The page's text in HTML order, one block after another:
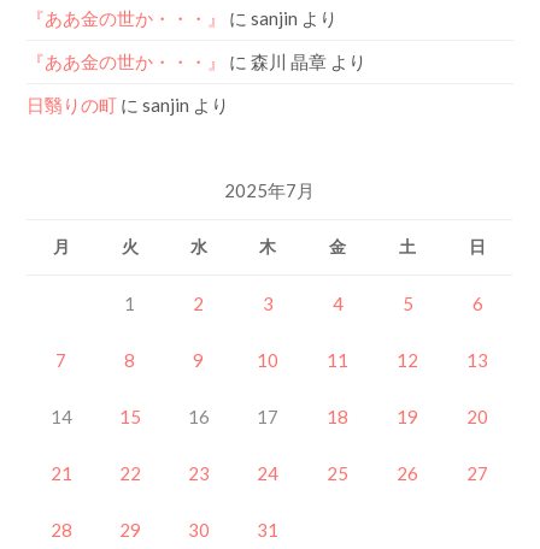
『ああ金の世か・・・』 にsanjin より
『ああ金の世か・・・』 に森川 晶章 より
日翳りの町 にsanjin より
2025年7月
月 火 水 木 金 土 日
1 2 3 4 5 6
7 8 9 10 11 12 13
14 15 16 17 18 19 20
21 22 23 24 25 26 27
28 29 30 31